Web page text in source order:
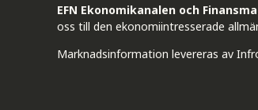
EFN Ekonomikanalen och
oss till den ekonomiintresserade
Marknadsinformation levereras av